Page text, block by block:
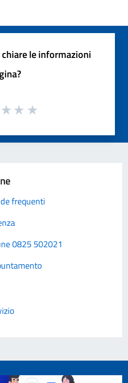
le informazioni
frequenti
0825 502021